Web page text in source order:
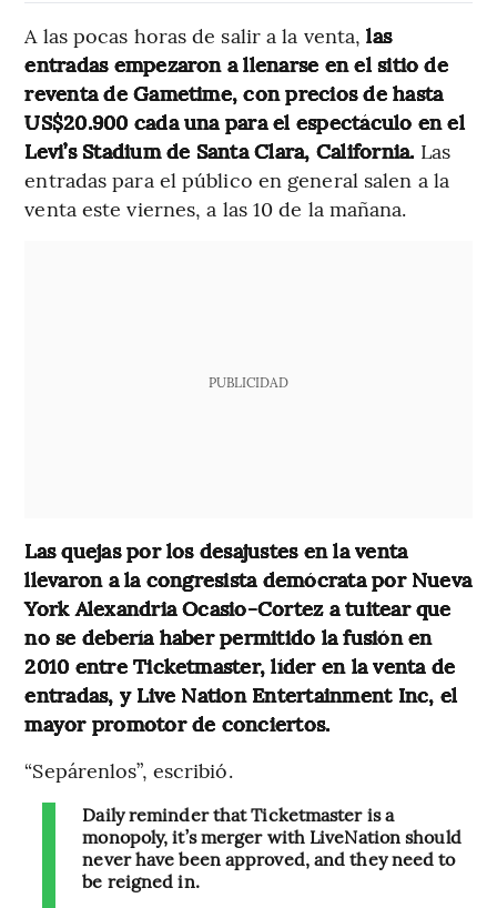
A las pocas horas de salir a la venta,las
entradas empezaron a llenarse en el sitio de
reventa de Gametime, con precios de hasta
US$20.900 cada una para el espectáculo en el
Levi’s Stadium de Santa Clara, California. Las
entradas para el público en general salen a la
venta este viernes, a las 10 de la mañana.
PUBLICIDAD
Las quejas por los desajustes en la venta
llevaron a la congresista demócrata por Nueva
York Alexandria Ocasio-Cortez a tuitear que
no se debería haber permitido la fusión en
2010 entre Ticketmaster, líder en la venta de
entradas, y Live Nation Entertainment Inc, el
mayor promotor de conciertos.
“Sepárenlos”, escribió.
Daily reminder that Ticketmaster is a
monopoly, it’s merger with LiveNation should
never have been approved, and they need to
be reigned in.